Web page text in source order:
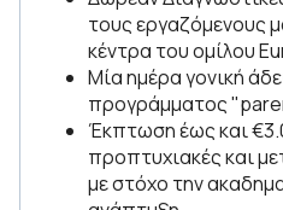
τους εργαζόμενους
κέντρα του ομίλου
Μία ημέρα γονική
προγράμματος
Έκπτωση έως και
προπτυχιακές και
με στόχο την